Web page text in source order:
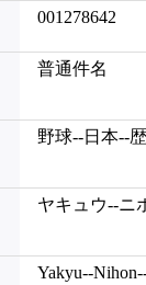
001278642
普通件名
野球--日本--
ヤキュウ--ニ
Yakyu--